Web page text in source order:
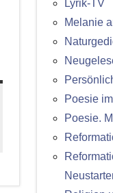
Lyrik-TV
Melanie
Poesie
Poesie.